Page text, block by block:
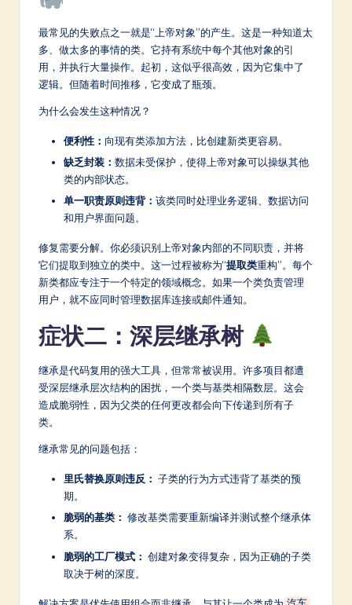
o
ti
最常见的失败点之一就是“上帝对象”的产生。这是一种知道太
多、做太多的事情的类。它持有系统中每个其他对象的引
用，并执行大量操作。起初，这似乎很高效，因为它集中了
逻辑。但随着时间推移，它变成了瓶颈。
为什么会发生这种情况？
便利性： 向现有类添加方法，比创建新类更容易。
缺乏封装： 数据未受保护，使得上帝对象可以操纵其他
类的内部状态。
单一职责原则违背： 该类同时处理业务逻辑、数据访问
和用户界面问题。
修复需要分解。你必须识别上帝对象内部的不同职责，并将
它们提取到独立的类中。这一过程被称为“提取类重构”。每个
新类都应专注于一个特定的领域概念。如果一个类负责管理
用户，就不应同时管理数据库连接或邮件通知。
症状二：深层继承树
继承是代码复用的强大工具，但常常被误用。许多项目都遭
受深层继承层次结构的困扰，一个类与基类相隔数层。这会
造成脆弱性，因为父类的任何更改都会向下传递到所有子
类。
继承常见的问题包括：
里氏替换原则违反： 子类的行为方式违背了基类的预
期。
脆弱的基类： 修改基类需要重新编译并测试整个继承体
系。
脆弱的工厂模式： 创建对象变得复杂，因为正确的子类
取决于树的深度。